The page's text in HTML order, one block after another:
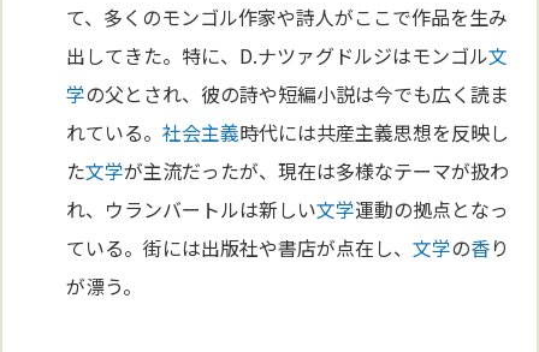
て、多くのモンゴル作家や詩人がここで作品を生み
出してきた。特に、D.ナツァグドルジはモンゴル文
学の父とされ、彼の詩や短編小説は今でも広く読ま
れている。社会主義時代には共産主義思想を反映し
た文学が主流だったが、現在は多様なテーマが扱わ
れ、ウランバートルは新しい文学運動の拠点となっ
ている。街には出版社や書店が点在し、文学の香り
が漂う。